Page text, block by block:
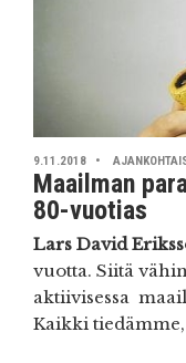
9.11.2018
Maailman
80-vuotias
Lars David
vuotta. Siitä
aktiivisessa
Kaikki